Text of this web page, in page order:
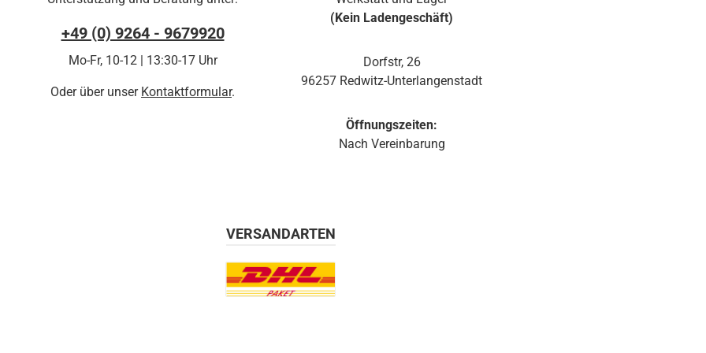
Ausrichtung des Monitors. Ein Wandhalter ist in der
JBL Control 1 Pro-WH integriert. Der Halter ist mit
Wandplatte des Halters eingebaut ist. Somit lässt
sich die JBL Control 1 Pro auch ohne optionale
+49 (0) 9264 - 9679920
Mo-Fr, 10-12 | 13:30-17 Uhr
Oder über unser Kontaktformular.
(Kein Ladengeschäft)
Dorfstr, 26
96257 Redwitz-Unterlangenstadt
Öffnungszeiten:
Nach Vereinbarung
VERSANDARTEN